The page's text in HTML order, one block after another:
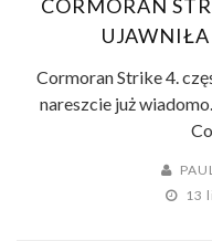
CORMORAN
Cormoran Strike 4.
nareszcie już
13